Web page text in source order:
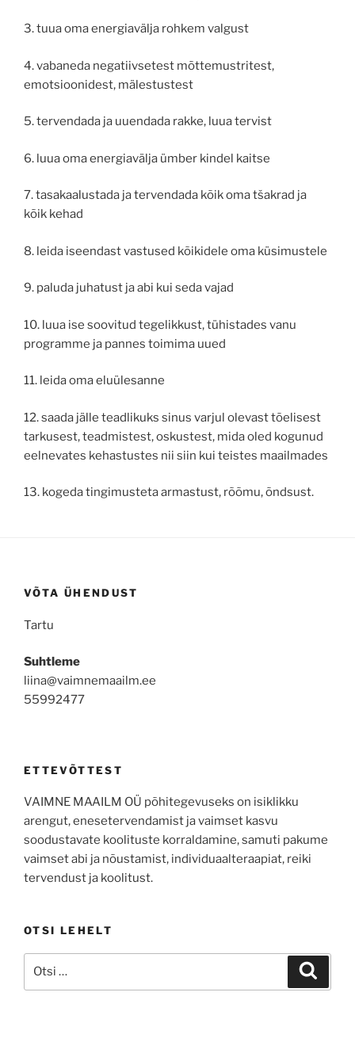
3. tuua oma energiavälja rohkem valgust
4. vabaneda negatiivsetest mõttemustritest,
emotsioonidest, mälestustest
5. tervendada ja uuendada rakke, luua tervist
6. luua oma energiavälja ümber kindel kaitse
7. tasakaalustada ja tervendada kõik oma tšakrad ja
kõik kehad
8. leida iseendast vastused kõikidele oma küsimustele
9. paluda juhatust ja abi kui seda vajad
10. luua ise soovitud tegelikkust, tühistades vanu
programme ja pannes toimima uued
11. leida oma eluülesanne
12. saada jälle teadlikuks sinus varjul olevast tõelisest
tarkusest, teadmistest, oskustest, mida oled kogunud
eelnevates kehastustes nii siin kui teistes maailmades
13. kogeda tingimusteta armastust, rõõmu, õndsust.
VÕTA ÜHENDUST
Tartu
Suhtleme
liina@vaimnemaailm.ee
55992477
ETTEVÕTTEST
VAIMNE MAAILM OÜ põhitegevuseks on isiklikku
arengut, enesetervendamist ja vaimset kasvu
soodustavate koolituste korraldamine, samuti pakume
vaimset abi ja nõustamist, individuaalteraapiat, reiki
tervendust ja koolitust.
OTSI LEHELT